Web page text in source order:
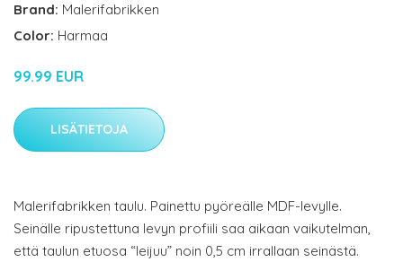
Brand: Malerifabrikken
Color: Harmaa
99.99 EUR
LISÄTIETOJA
Malerifabrikken taulu. Painettu pyöreälle MDF-levylle.
Seinälle ripustettuna levyn profiili saa aikaan vaikutelman,
että taulun etuosa “leijuu” noin 0,5 cm irrallaan seinästä.